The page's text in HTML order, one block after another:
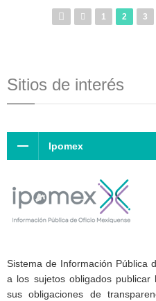
1 2 3
Sitios de interés
Ipomex
Sistema de Información Pública
a los sujetos obligados publicar
sus obligaciones de